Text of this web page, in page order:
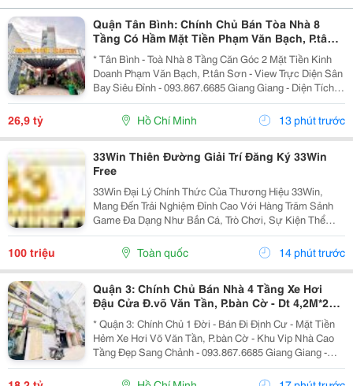
Quận Tân Bình: Chính Chủ Bán Tòa Nhà 8
Tầng Có Hầm Mặt Tiền Phạm Văn Bạch, P.tân
Sơn- View Trực Diện Ngắm Máy Bay Đỉnh- Dt
* Tân Bình - Toà Nhà 8 Tầng Căn Góc 2 Mặt Tiền Kinh
Doanh Phạm Văn Bạch, P.tân Sơn - View Trực Diện Sân
Bay Siêu Đỉnh - 093.867.6685 Giang Giang - Diện Tích:
88,4M2 - Ngang 7,5M * 21M. - Kết Cấu: 1 Hầm - 1 Lửng -
6 Tầng - Sân Thượng - Thang Máy...
26,9 tỷ Hồ Chí Minh 13 phút trước
33Win Thiên Đường Giải Trí Đăng Ký 33Win
Free
33Win Đại Lý Chính Thức Của Thương Hiệu 33Win,
Mang Đến Trải Nghiệm Đỉnh Cao Với Hàng Trăm Sảnh
Game Đa Dạng Như Bắn Cá, Trò Chơi, Sự Kiện Thể
Thao, Xổ Số, Game Bài Và Hơn Thế Nữa. Người Chơi
Còn Nhận Được Nhiều Ưu Đãi Hấp Dẫn Và Phần
Thưởng Giá Trị....
100 triệu Toàn quốc 14 phút trước
Quận 3: Chính Chủ Bán Nhà 4 Tầng Xe Hơi
Đậu Cửa Đ.võ Văn Tần, P.bàn Cờ - Dt 4,2M*22M
Sh Vuông Đẹp - Giá Chào Tốt Chỉ 18,2T-
* Quận 3: Chính Chủ 1 Đời - Bán Đi Định Cư - Mặt Tiền
Hẻm Xe Hơi Võ Văn Tần, P.bàn Cờ - Khu Vip Nhà Cao
Tầng Đẹp Sang Chảnh - 093.867.6685 Giang Giang -
Diện Tích: 82M2 - Ngang 3,8M Nở Hậu 4,2M * 22M. -
Kết Cấu: 4 Tầng - Sân Thượng - 4Pn - 5Wc. -...